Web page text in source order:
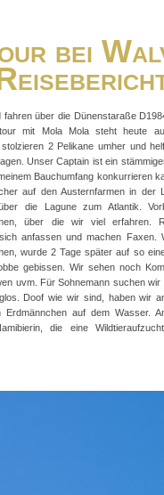
bei
über die Dünenstaraße
mit Mola Mola steht heute
2 Pelikane umher und
Unser Captain ist ein
Bauchumfang konkurrieren
auf den Austernfarmen in der
die Lagune zum Atlantik.
über die wir viel erfahren.
anfassen und machen Faxen.
wurde 2 Tage später auf so
gebissen. Wir sehen noch
uvm. Für Sohnemann suchen wir
Doof wie wir sind, haben wir
Erdmännchen auf dem Wasser.
die eine